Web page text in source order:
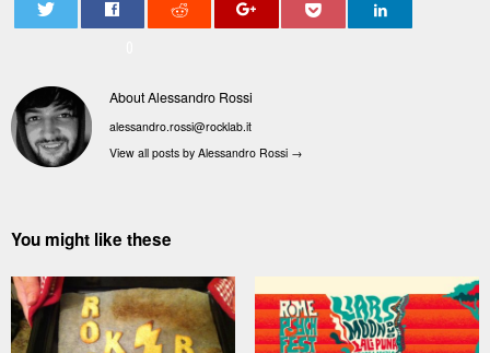
About Alessandro Rossi
alessandro.rossi@rocklab.it
View all posts by Alessandro Rossi →
You might like these